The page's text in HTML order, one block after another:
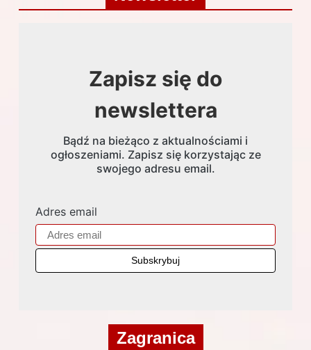
Zapisz się do
newslettera
Bądź na bieżąco z aktualnościami i
ogłoszeniami. Zapisz się korzystając ze
swojego adresu email.
Adres email
Zagranica